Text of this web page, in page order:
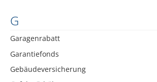
G
Garagenrabatt
Garantiefonds
Gebäudeversicherung